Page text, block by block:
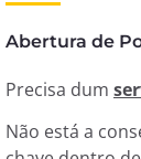
Abertura de
Precisa dum
Não está a